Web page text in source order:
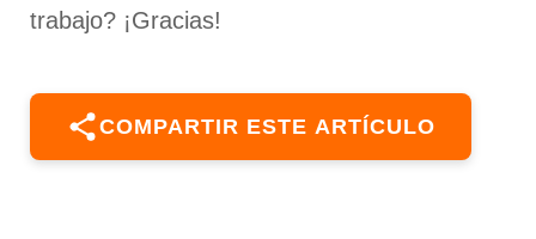
trabajo? ¡Gracias!
COMPARTIR ESTE ARTÍCULO